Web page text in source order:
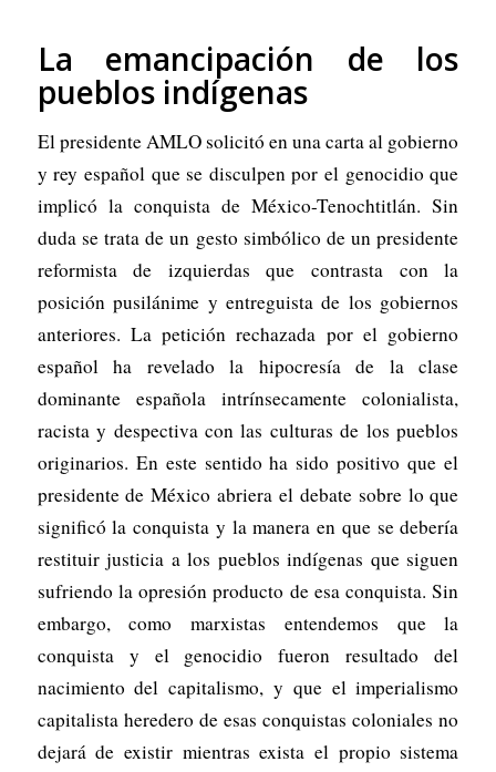
La emancipación de los
pueblos indígenas
El presidente AMLO solicitó en una carta al gobierno
y rey español que se disculpen por el genocidio que
implicó la conquista de México-Tenochtitlán. Sin
duda se trata de un gesto simbólico de un presidente
reformista de izquierdas que contrasta con la
posición pusilánime y entreguista de los gobiernos
anteriores. La petición rechazada por el gobierno
español ha revelado la hipocresía de la clase
dominante española intrínsecamente colonialista,
racista y despectiva con las culturas de los pueblos
originarios. En este sentido ha sido positivo que el
presidente de México abriera el debate sobre lo que
significó la conquista y la manera en que se debería
restituir justicia a los pueblos indígenas que siguen
sufriendo la opresión producto de esa conquista. Sin
embargo, como marxistas entendemos que la
conquista y el genocidio fueron resultado del
nacimiento del capitalismo, y que el imperialismo
capitalista heredero de esas conquistas coloniales no
dejará de existir mientras exista el propio sistema